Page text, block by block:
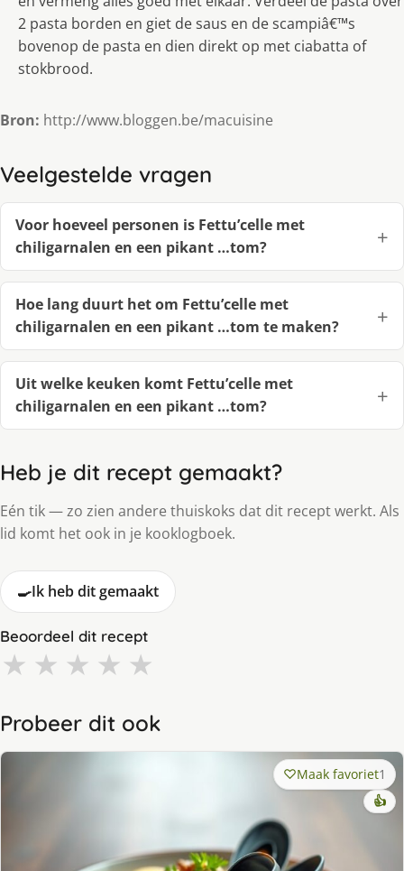
2 pasta borden en giet de saus en de scampiâ€™s
bovenop de pasta en dien direkt op met ciabatta of
stokbrood.
Bron: http://www.bloggen.be/macuisine
Veelgestelde vragen
Voor hoeveel personen is Fettu’celle met
chiligarnalen en een pikant …tom?
Hoe lang duurt het om Fettu’celle met
chiligarnalen en een pikant …tom te maken?
Uit welke keuken komt Fettu’celle met
chiligarnalen en een pikant …tom?
Heb je dit recept gemaakt?
Eén tik — zo zien andere thuiskoks dat dit recept werkt. Als
lid komt het ook in je kooklogboek.
🍳Ik heb dit gemaakt
Beoordeel dit recept
★ ★ ★ ★ ★
Probeer dit ook
Maak favoriet1
👍